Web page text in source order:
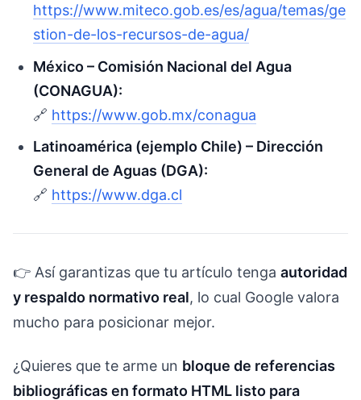
https://www.miteco.gob.es/es/agua/temas/ge
stion-de-los-recursos-de-agua/
México – Comisión Nacional del Agua
(CONAGUA):
🔗 https://www.gob.mx/conagua
Latinoamérica (ejemplo Chile) – Dirección
General de Aguas (DGA):
🔗 https://www.dga.cl
👉 Así garantizas que tu artículo tenga autoridad
y respaldo normativo real, lo cual Google valora
mucho para posicionar mejor.
¿Quieres que te arme un bloque de referencias
bibliográficas en formato HTML listo para